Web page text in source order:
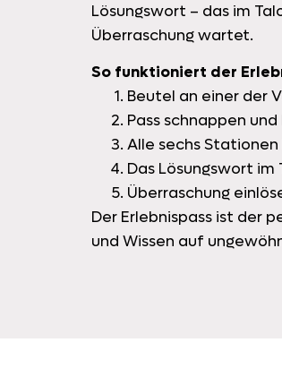
Lösungswort – das im
Überraschung wartet.
So funktioniert der
Beutel an einer der
Pass schnappen
Alle sechs
Das Lösungswort im
Überraschung
Der Erlebnispass ist der
und Wissen auf